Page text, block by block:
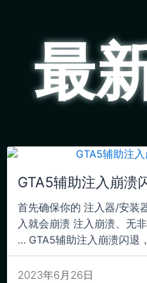
最
GTA5辅助注入崩溃
2023年6月26日
首先确保你的 注入器/安装
入就会崩溃 注入崩溃、无
… GTA5辅助注入崩溃闪退